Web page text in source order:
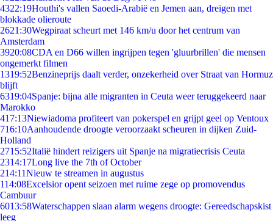
4322:19Houthi's vallen Saoedi-Arabië en Jemen aan, dreigen met
blokkade olieroute
2621:30Wegpiraat scheurt met 146 km/u door het centrum van
Amsterdam
3920:08CDA en D66 willen ingrijpen tegen 'gluurbrillen' die mensen
ongemerkt filmen
1319:52Benzineprijs daalt verder, onzekerheid over Straat van Hormuz
blijft
6319:04Spanje: bijna alle migranten in Ceuta weer teruggekeerd naar
Marokko
417:13Niewiadoma profiteert van pokerspel en grijpt geel op Ventoux
716:10Aanhoudende droogte veroorzaakt scheuren in dijken Zuid-
Holland
2715:52Italië hindert reizigers uit Spanje na migratiecrisis Ceuta
2314:17Long live the 7th of October
214:11Nieuw te streamen in augustus
114:08Excelsior opent seizoen met ruime zege op promovendus
Cambuur
6013:58Waterschappen slaan alarm wegens droogte: Gereedschapskist
leeg